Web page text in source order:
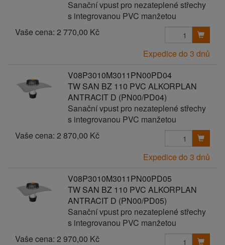
Sanační vpust pro nezateplené střechy
s integrovanou PVC manžetou
Vaše cena: 2 770,00 Kč
Expedice do 3 dnů
V08P3010M3011PN00PD04
TW SAN BZ 110 PVC ALKORPLAN
ANTRACIT D (PN00/PD04)
Sanační vpust pro nezateplené střechy
s integrovanou PVC manžetou
Vaše cena: 2 870,00 Kč
Expedice do 3 dnů
V08P3010M3011PN00PD05
TW SAN BZ 110 PVC ALKORPLAN
ANTRACIT D (PN00/PD05)
Sanační vpust pro nezateplené střechy
s integrovanou PVC manžetou
Vaše cena: 2 970,00 Kč